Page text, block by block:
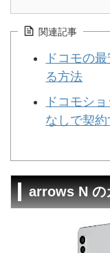
関連記事
ドコモの
る方法
ドコモシ
なしで契
arrows N の